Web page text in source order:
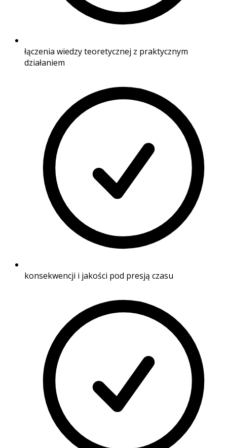
łączenia wiedzy teoretycznej z praktycznym
działaniem
konsekwencji i jakości pod presją czasu